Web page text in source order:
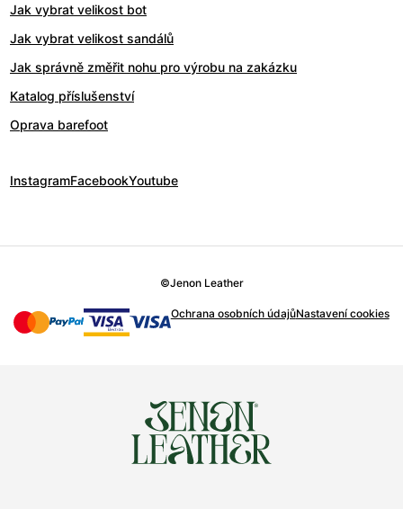
Jak vybrat velikost bot
Jak vybrat velikost sandálů
Jak správně změřit nohu pro výrobu na zakázku
Katalog příslušenství
Oprava barefoot
InstagramFacebookYoutube
©Jenon Leather
Ochrana osobních údajůNastavení cookies